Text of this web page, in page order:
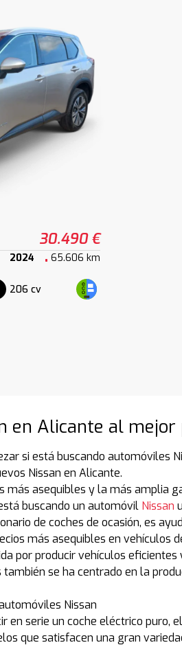
30.490 €
2024 65.606 km
206 cv
en Alicante al mejor
si está buscando automóviles
Nissan en Alicante.
más asequibles y la más amplia
buscando un automóvil Nissan
de coches de ocasión, es
más asequibles en vehículos
por producir vehículos
se ha centrado en la
Nissan
en serie un coche eléctrico puro,
que satisfacen una gran